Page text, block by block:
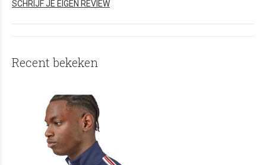
SCHRIJF JE EIGEN REVIEW
Recent bekeken